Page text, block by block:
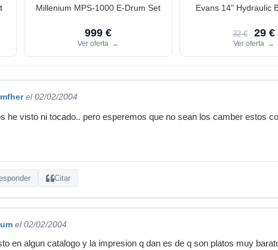
Millenium MPS-1000 E-Drum Set
999 €
Ver oferta →
Evans 14" Hydraulic
32 € 29 €
Ver oferta →
el 02/02/2004
he visto ni tocado.. pero esperemos que no sean los camber estos
Citar
el 02/02/2004
en algun catalogo y la impresion q dan es de q son platos muy